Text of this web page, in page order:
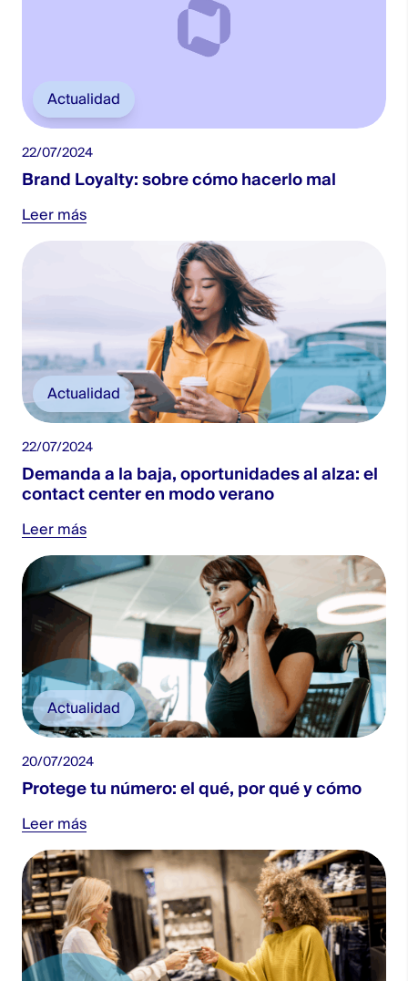
Actualidad
22/07/2024
Brand Loyalty: sobre cómo hacerlo mal
Leer más
Actualidad
22/07/2024
Demanda a la baja, oportunidades al alza: el
contact center en modo verano
Leer más
Actualidad
20/07/2024
Protege tu número: el qué, por qué y cómo
Leer más